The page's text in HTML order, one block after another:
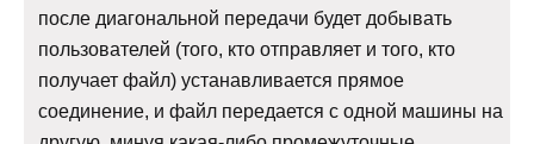
после диагональной передачи будет добывать
пользователей (того, кто отправляет и того, кто
получает файл) устанавливается прямое
соединение, и файл передается с одной машины на